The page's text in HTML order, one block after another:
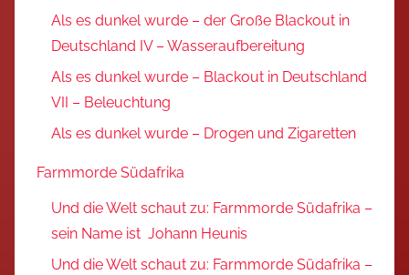
Als es dunkel wurde – der Große Blackout in
Deutschland IV – Wasseraufbereitung
Als es dunkel wurde – Blackout in Deutschland
VII – Beleuchtung
Als es dunkel wurde – Drogen und Zigaretten
Farmmorde Südafrika
Und die Welt schaut zu: Farmmorde Südafrika –
sein Name ist Johann Heunis
Und die Welt schaut zu: Farmmorde Südafrika –